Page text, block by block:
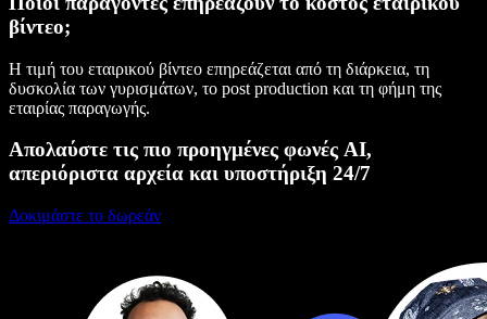
βίντεο;
Η τιμή του εταιρικού βίντεο επηρεάζεται από τη διάρκεια, τη
δυσκολία των γυρισμάτων, το post production και τη φήμη της
εταιρίας παραγωγής.
Απολαύστε τις πιο προηγμένες φωνές AI,
απεριόριστα αρχεία και υποστήριξη 24/7
Δοκιμάστε το δωρεάν